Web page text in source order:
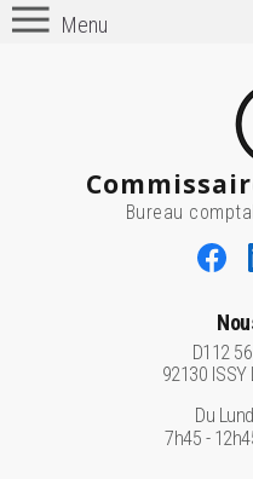
Menu
Bureau
D112
92130 ISSY
Du
7h45 -